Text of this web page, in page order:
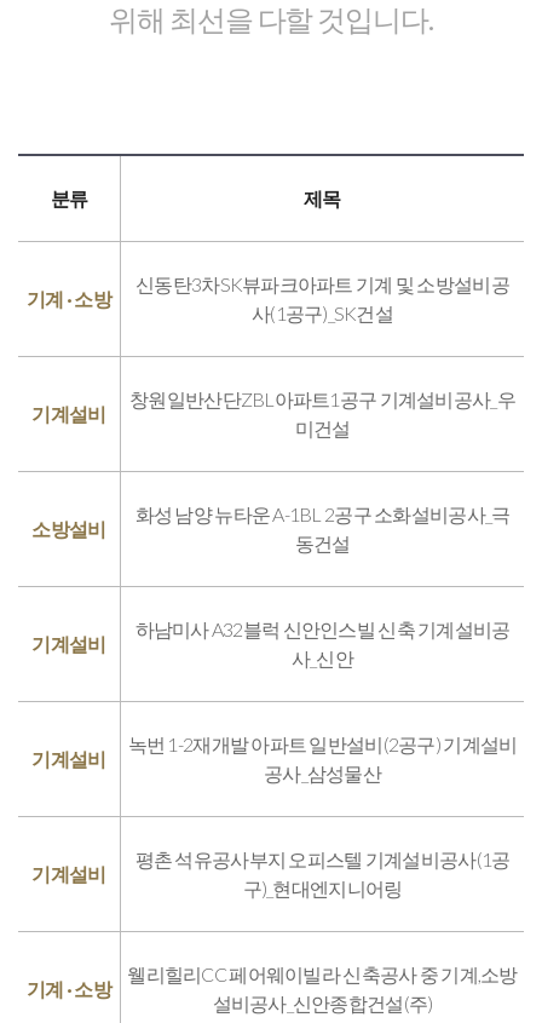
위해 최선을 다할 것입니다.
분류 제목
기계 · 소방
신동탄3차SK뷰파크아파트 기계 및 소방설비공
사(1공구)_SK건설
기계설비
창원일반산단ZBL아파트1공구 기계설비공사_우
미건설
소방설비
화성 남양 뉴타운 A-1BL 2공구 소화설비공사_극
동건설
기계설비
하남미사 A32블럭 신안인스빌 신축 기계설비공
사_신안
기계설비
녹번 1-2재개발 아파트 일반설비(2공구) 기계설비
공사_삼성물산
기계설비
평촌 석유공사부지 오피스텔 기계설비공사(1공
구)_현대엔지니어링
기계 · 소방
웰리힐리CC 페어웨이빌라 신축공사 중 기계,소방
설비공사_신안종합건설(주)